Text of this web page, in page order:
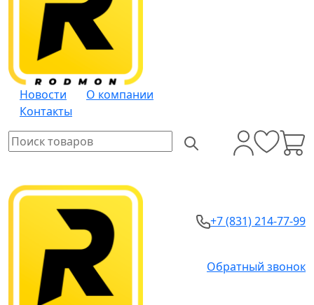
Новости
О компании
Контакты
+7 (831) 214-77-99
Обратный звонок